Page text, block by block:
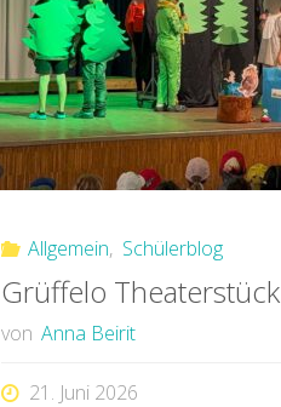
Allgemein, Schülerblog
Grüffelo Theaterstück
von Anna Beirit
21. Juni 2026